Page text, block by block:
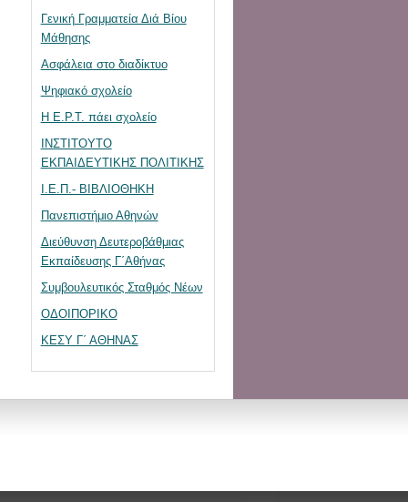
Γενική Γραμματεία Διά Βίου
Μάθησης
Ασφάλεια στο διαδίκτυο
Ψηφιακό σχολείο
Η Ε.Ρ.Τ. πάει σχολείο
ΙΝΣΤΙΤΟΥΤΟ
ΕΚΠΑΙΔΕΥΤΙΚΗΣ ΠΟΛΙΤΙΚΗΣ
Ι.Ε.Π.- ΒΙΒΛΙΟΘΗΚΗ
Πανεπιστήμιο Αθηνών
Διεύθυνση Δευτεροβάθμιας
Εκπαίδευσης Γ΄Αθήνας
Συμβουλευτικός Σταθμός Νέων
ΟΔΟΙΠΟΡΙΚΟ
ΚΕΣΥ Γ΄ ΑΘΗΝΑΣ